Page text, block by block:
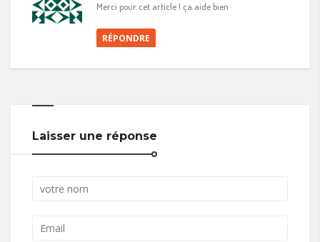
Merci pour cet article ! ça aide bien
RÉPONDRE
Laisser une réponse